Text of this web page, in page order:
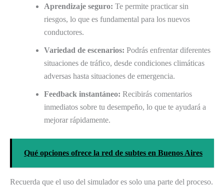
Aprendizaje seguro: Te permite practicar sin
riesgos, lo que es fundamental para los nuevos
conductores.
Variedad de escenarios: Podrás enfrentar diferentes
situaciones de tráfico, desde condiciones climáticas
adversas hasta situaciones de emergencia.
Feedback instantáneo: Recibirás comentarios
inmediatos sobre tu desempeño, lo que te ayudará a
mejorar rápidamente.
Qué opciones ofrece la red de subtes en Buenos Aires
Recuerda que el uso del simulador es solo una parte del proceso.